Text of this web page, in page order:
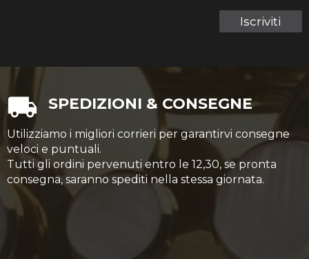
Iscriviti
SPEDIZIONI & CONSEGNE
Utilizziamo i migliori corrieri per garantirvi consegne
veloci e puntuali.
Tutti gli ordini pervenuti entro le 12,30, se pronta
consegna, saranno spediti nella stessa giornata.